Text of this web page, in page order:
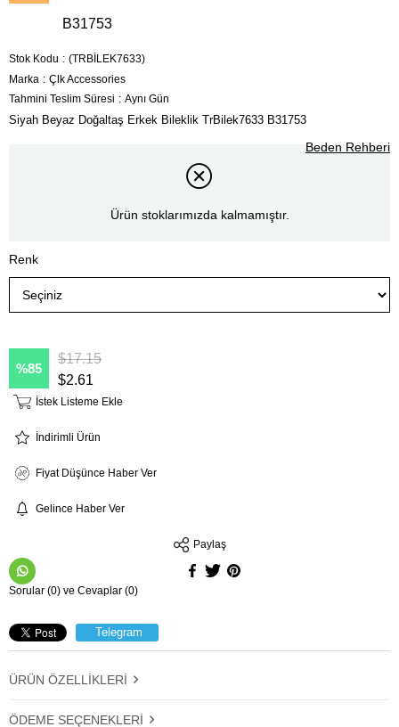
B31753
Stok Kodu
(TRBİLEK7633)
Marka : Çlk Accessories
Tahmini Teslim Süresi : Aynı Gün
Siyah Beyaz Doğaltaş Erkek Bileklik TrBilek7633 B31753
Beden Rehberi
Ürün stoklarımızda kalmamıştır.
Renk
85
$17.15
$2.61
İstek Listeme Ekle
İndirimli Ürün
Fiyat Düşünce Haber Ver
Gelince Haber Ver
Paylaş
Sorular (0) ve Cevaplar (0)
Telegram
ÜRÜN ÖZELLIKLERI
ÖDEME SEÇENEKLERI